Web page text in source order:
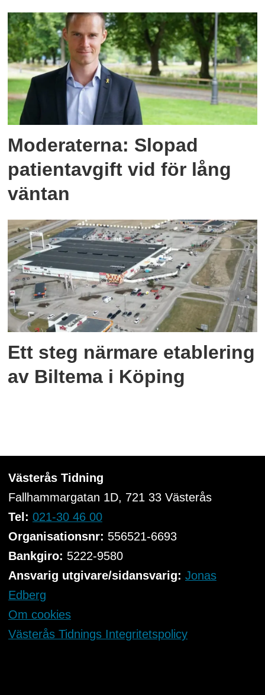
Moderaterna: Slopad
patientavgift vid för lång
väntan
Ett steg närmare etablering
av Biltema i Köping
Västerås Tidning
Fallhammargatan 1D, 721 33Västerås
Tel: 021-30 46 00
Organisationsnr: 556521-6693
Bankgiro: 5222-9580
Ansvarig utgivare/sidansvarig: Jonas
Edberg
Om cookies
Västerås Tidnings Integritetspolicy